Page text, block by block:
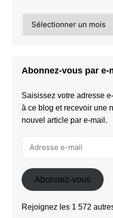
Abonnez-vous par e-
Saisissez votre adresse
à ce blog et recevoir une
nouvel article par e-mail.
Abonnez-vous
Rejoignez les 1 572